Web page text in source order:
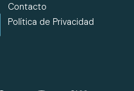
Contacto
Política de Privacidad